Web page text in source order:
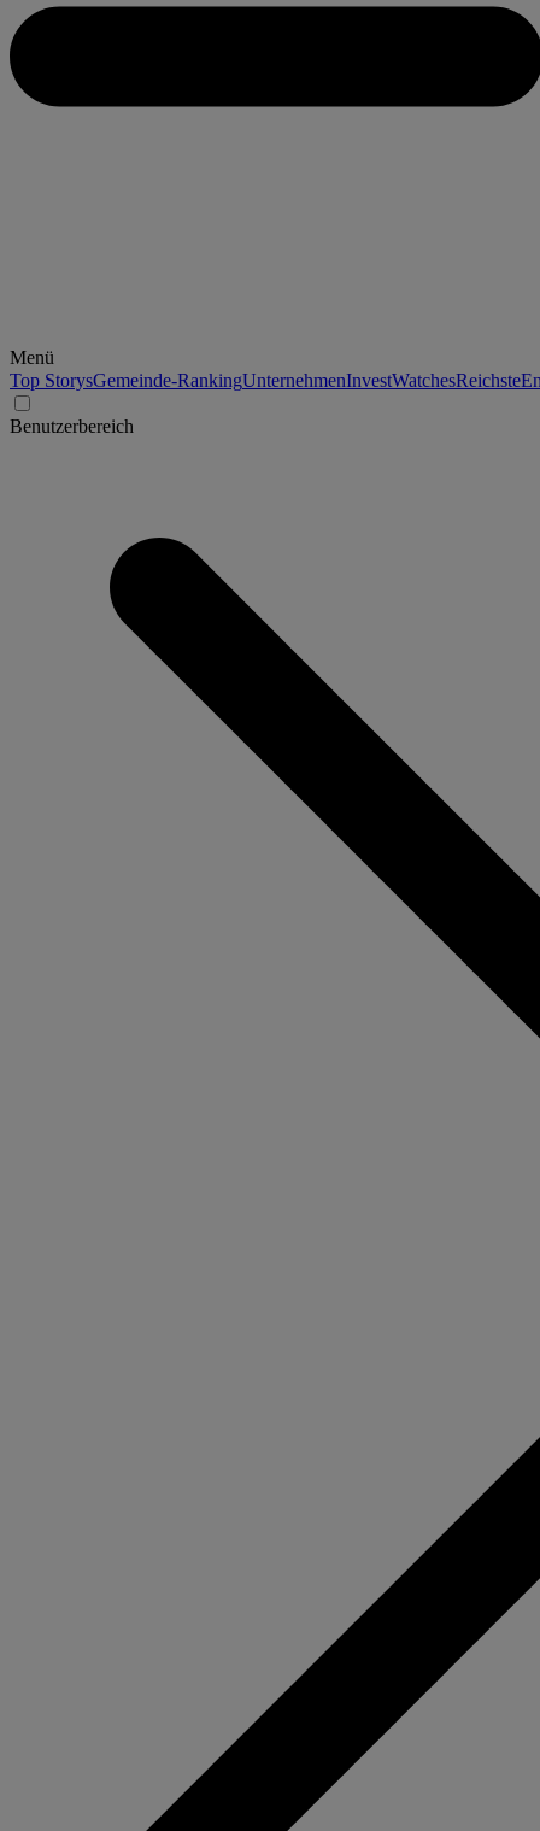
Menü
Top StorysGemeinde-RankingUnternehmenInvestWatchesReichste
Benutzerbereich